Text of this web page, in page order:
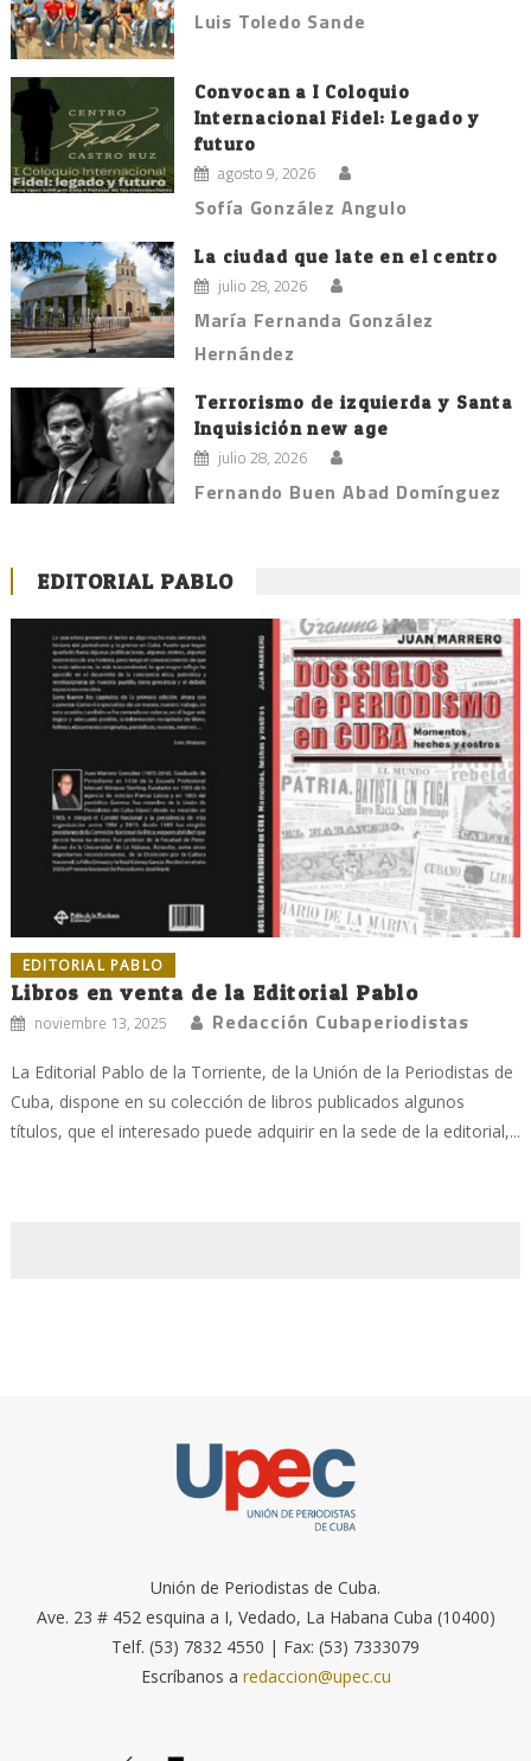
Luis Toledo Sande
Convocan a I Coloquio
Internacional Fidel: Legado y
futuro
agosto 9, 2026
Sofía González Angulo
La ciudad que late en el centro
julio 28, 2026
María Fernanda González
Hernández
Terrorismo de izquierda y Santa
Inquisición new age
julio 28, 2026
Fernando Buen Abad Domínguez
EDITORIAL PABLO
EDITORIAL PABLO
Libros en venta de la Editorial Pablo
noviembre 13, 2025 Redacción Cubaperiodistas
La Editorial Pablo de la Torriente, de la Unión de la Periodistas de
Cuba, dispone en su colección de libros publicados algunos
títulos, que el interesado puede adquirir en la sede de la editorial,...
Unión de Periodistas de Cuba.
Ave. 23 # 452 esquina a I, Vedado, La Habana Cuba (10400)
Telf. (53) 7832 4550 | Fax: (53) 7333079
Escríbanos a redaccion@upec.cu